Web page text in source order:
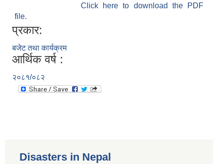
Click here to download the PDF
file.
प्रकार:
बजेट तथा कार्यक्रम
आर्थिक वर्ष :
२०८१/०८२
Disasters in Nepal